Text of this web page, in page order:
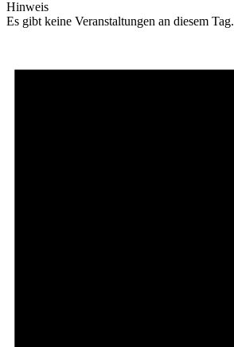
Hinweis
Es gibt keine Veranstaltungen an diesem Tag.